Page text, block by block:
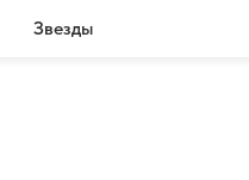
Звезды